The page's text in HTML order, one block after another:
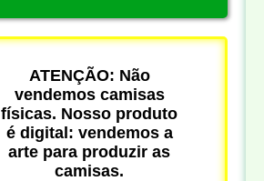
ATENÇÃO: Não
vendemos camisas
físicas. Nosso produto
é digital: vendemos a
arte para produzir as
camisas.